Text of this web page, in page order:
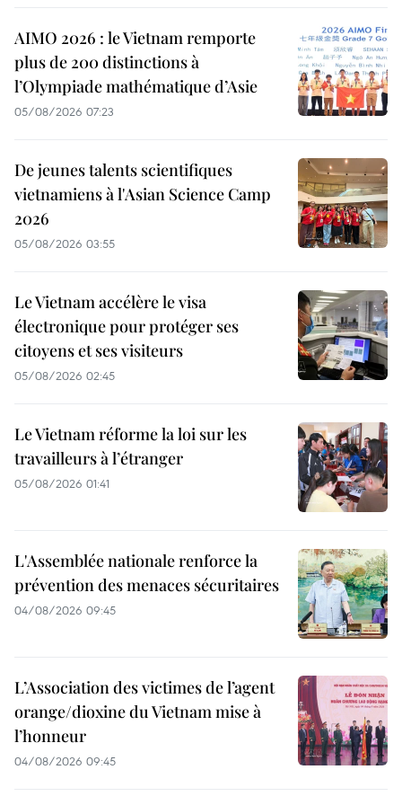
AIMO 2026 : le Vietnam remporte
plus de 200 distinctions à
l’Olympiade mathématique d’Asie
05/08/2026 07:23
De jeunes talents scientifiques
vietnamiens à l'Asian Science Camp
2026
05/08/2026 03:55
Le Vietnam accélère le visa
électronique pour protéger ses
citoyens et ses visiteurs
05/08/2026 02:45
Le Vietnam réforme la loi sur les
travailleurs à l’étranger
05/08/2026 01:41
L'Assemblée nationale renforce la
prévention des menaces sécuritaires
04/08/2026 09:45
L’Association des victimes de l’agent
orange/dioxine du Vietnam mise à
l’honneur
04/08/2026 09:45